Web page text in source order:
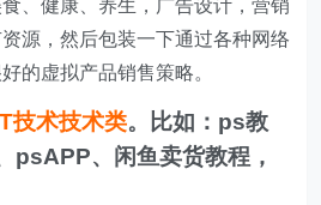
、健康、养生，广告设计，营销
源，然后包装一下通过各种网络
的虚拟产品销售策略。
技术技术类。
比如：ps教
psAPP、闲鱼卖货教程，